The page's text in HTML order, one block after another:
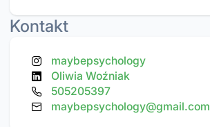
Kontakt
maybepsychology
Oliwia Woźniak
505205397
maybepsychology@gmail.com